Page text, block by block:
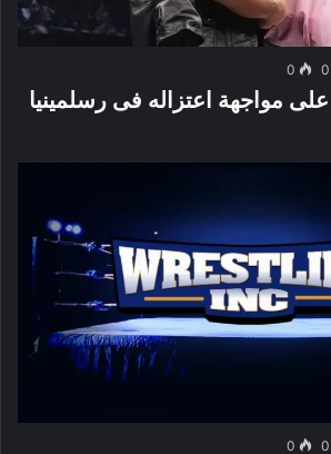
0
0
مواجهة اعتزاله فى رسلمينيا
0
0